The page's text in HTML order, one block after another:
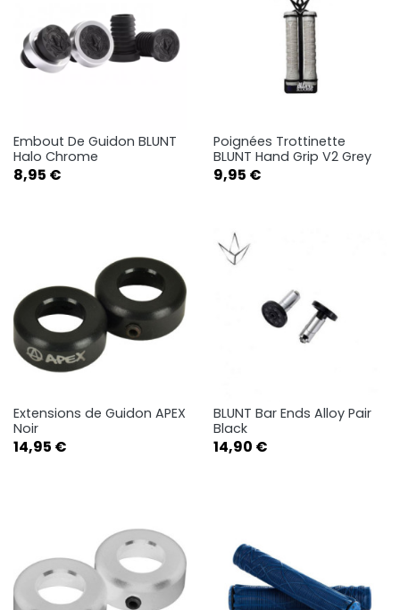
Embout De Guidon BLUNT
Halo Chrome
Prix
8,95 €
Poignées Trottinette
BLUNT Hand Grip V2 Grey
Prix
9,95 €
Extensions de Guidon APEX
Noir
Prix
14,95 €
BLUNT Bar Ends Alloy Pair
Black
Prix
14,90 €